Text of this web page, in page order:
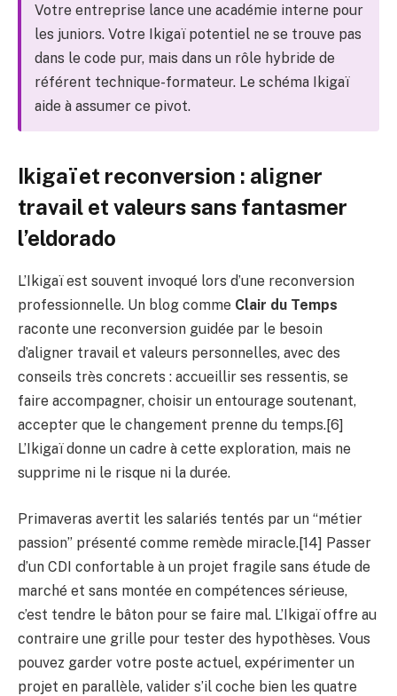
Votre entreprise lance une académie interne pour
les juniors. Votre Ikigaï potentiel ne se trouve pas
dans le code pur, mais dans un rôle hybride de
référent technique-formateur. Le schéma Ikigaï
aide à assumer ce pivot.
Ikigaï et reconversion : aligner
travail et valeurs sans fantasmer
l’eldorado
L’Ikigaï est souvent invoqué lors d’une reconversion
professionnelle. Un blog comme Clair du Temps
raconte une reconversion guidée par le besoin
d’aligner travail et valeurs personnelles, avec des
conseils très concrets : accueillir ses ressentis, se
faire accompagner, choisir un entourage soutenant,
accepter que le changement prenne du temps.[6]
L’Ikigaï donne un cadre à cette exploration, mais ne
supprime ni le risque ni la durée.
Primaveras avertit les salariés tentés par un “métier
passion” présenté comme remède miracle.[14] Passer
d’un CDI confortable à un projet fragile sans étude de
marché et sans montée en compétences sérieuse,
c’est tendre le bâton pour se faire mal. L’Ikigaï offre au
contraire une grille pour tester des hypothèses. Vous
pouvez garder votre poste actuel, expérimenter un
projet en parallèle, valider s’il coche bien les quatre